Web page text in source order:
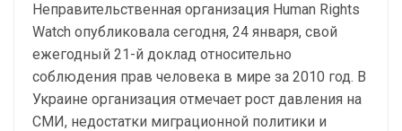
Неправительственная организация Human Rights
Watch опубликовала сегодня, 24 января, свой
ежегодный 21-й доклад относительно
соблюдения прав человека в мире за 2010 год. В
Украине организация отмечает рост давления на
СМИ, недостатки миграционной политики и